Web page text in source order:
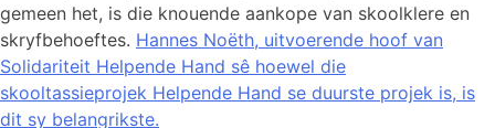
gemeen het, is die knouende aankope van skoolklere en
skryfbehoeftes. Hannes Noëth, uitvoerende hoof van
Solidariteit Helpende Hand sê hoewel die
skooltassieprojek Helpende Hand se duurste projek is, is
dit sy belangrikste.